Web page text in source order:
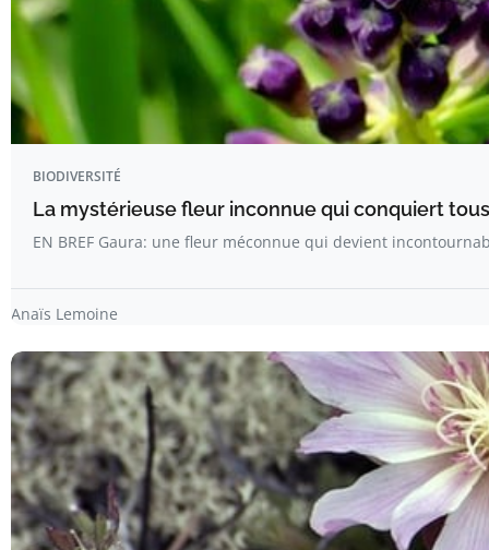
BIODIVERSITÉ
La mystérieuse fleur inconnue qui conquiert
EN BREF Gaura: une fleur méconnue qui devient
Anaïs Lemoine